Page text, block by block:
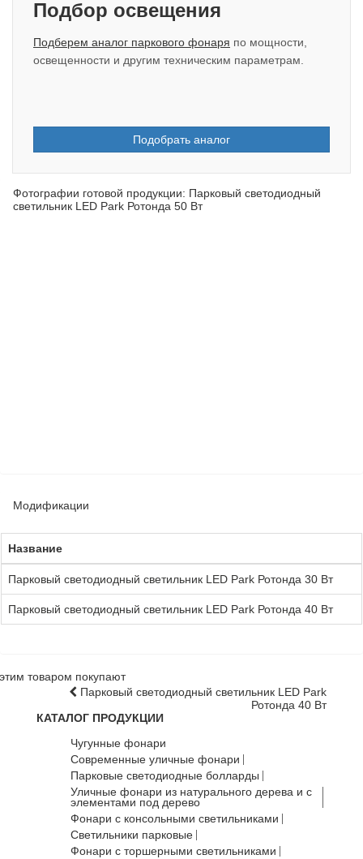
Подбор освещения
Подберем аналог паркового фонаря по мощности,
освещенности и другим техническим параметрам.
Подобрать аналог
Фотографии готовой продукции: Парковый светодиодный
светильник LED Park Ротонда 50 Вт
Модификации
Название
Парковый светодиодный светильник LED Park Ротонда 30 Вт
Парковый светодиодный светильник LED Park Ротонда 40 Вт
товаром покупают
Парковый светодиодный светильник LED Park
Ротонда 40 Вт
КАТАЛОГ ПРОДУКЦИИ
Чугунные фонари
Современные уличные фонари
Парковые светодиодные болларды
Уличные фонари из натурального дерева и с
элементами под дерево
Фонари с консольными светильниками
Светильники парковые
Фонари с торшерными светильниками